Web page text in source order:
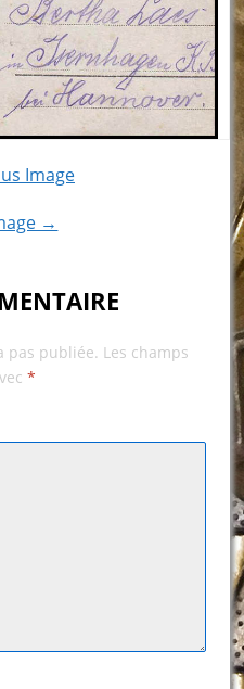
Image
→
pas publiée. Les champs
*